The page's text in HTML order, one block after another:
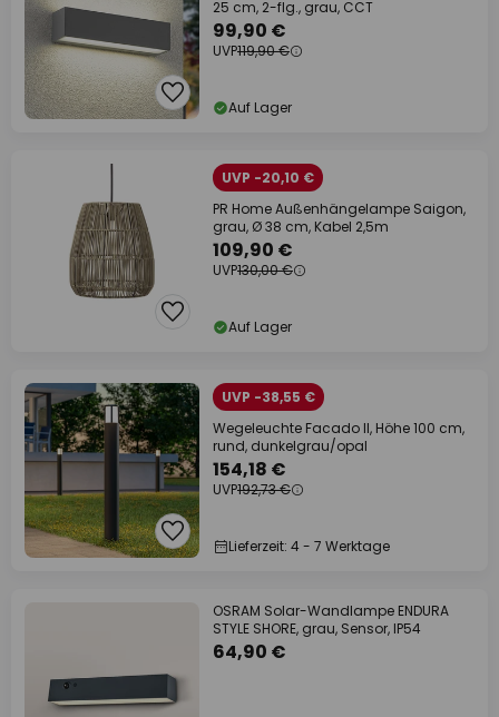
25 cm, 2-flg., grau, CCT
99,90 €
UVP119,90 €
Auf Lager
UVP -20,10 €
PR Home Außenhängelampe Saigon,
grau, Ø 38 cm, Kabel 2,5m
109,90 €
UVP130,00 €
Auf Lager
UVP -38,55 €
Wegeleuchte Facado II, Höhe 100 cm,
rund, dunkelgrau/opal
154,18 €
UVP192,73 €
Lieferzeit: 4 - 7 Werktage
OSRAM Solar-Wandlampe ENDURA
STYLE SHORE, grau, Sensor, IP54
64,90 €